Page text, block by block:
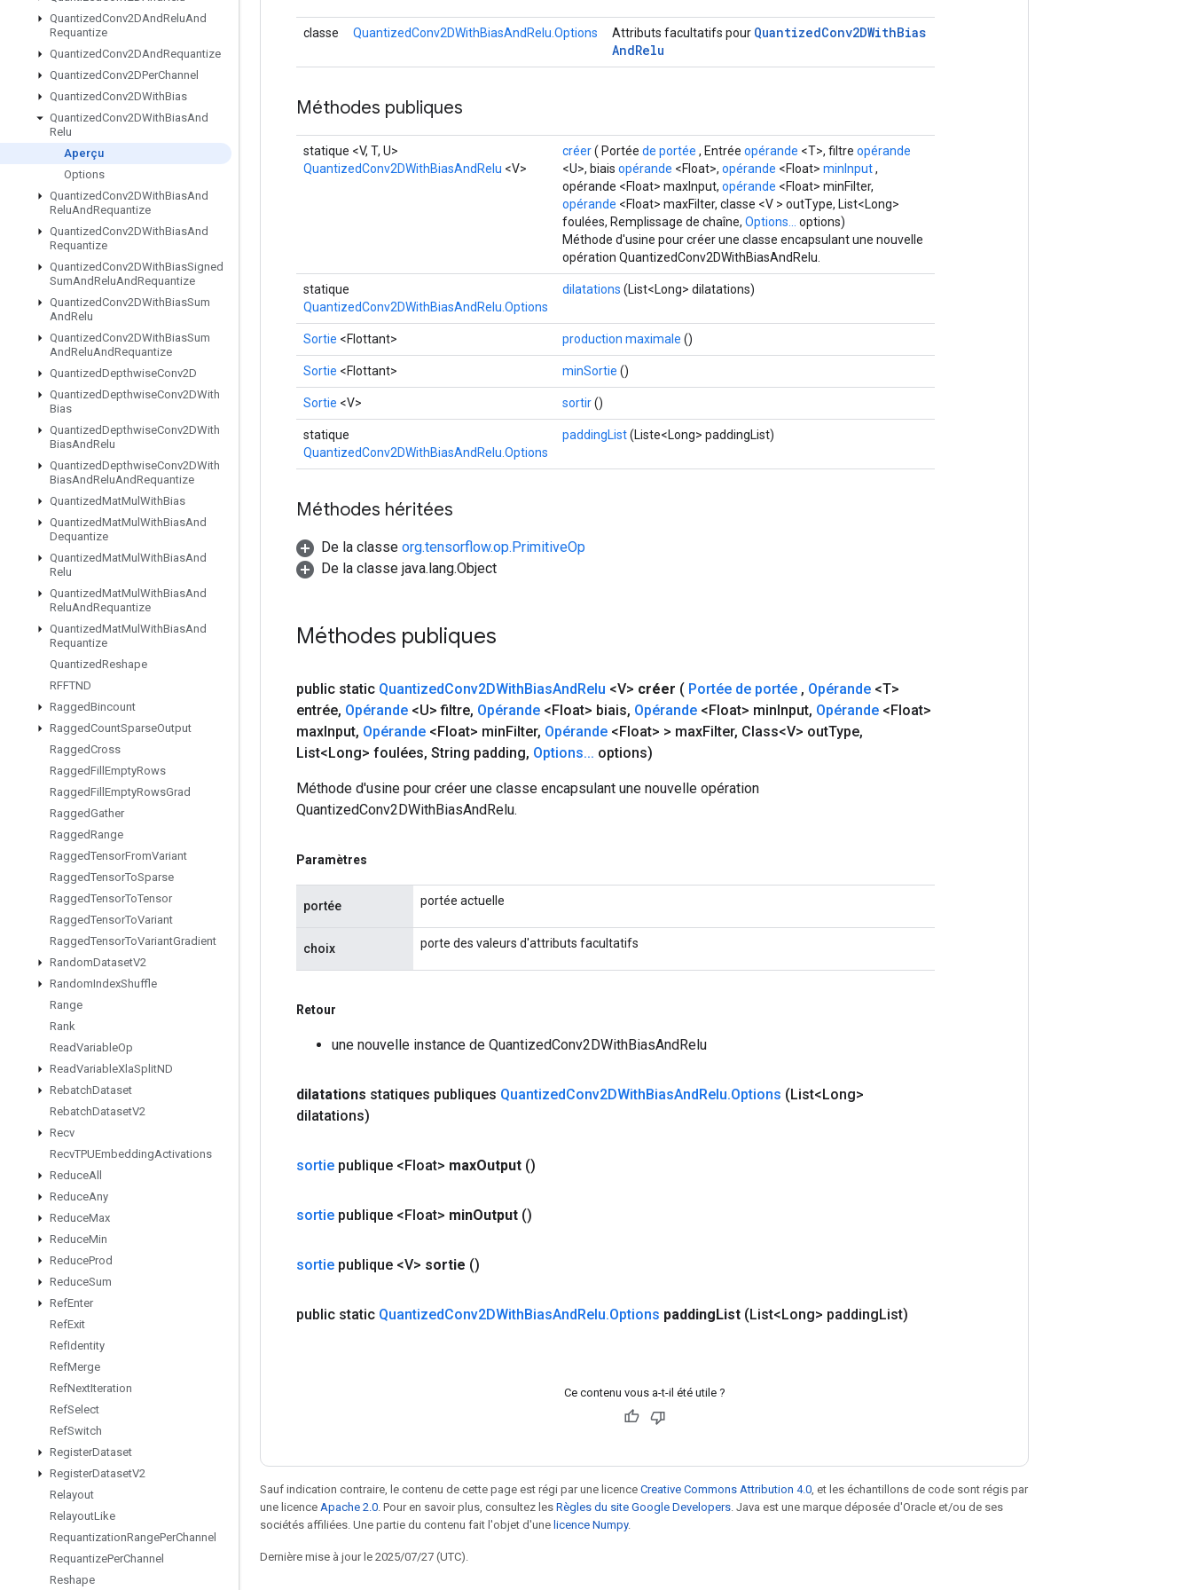
QuantizedConv2DAndReluAnd
Requantize
QuantizedConv2DAndRequantize
QuantizedConv2DPerChannel
QuantizedConv2DWithBias
QuantizedConv2DWithBiasAnd
Relu
Aperçu
Options
QuantizedConv2DWithBiasAnd
ReluAndRequantize
QuantizedConv2DWithBiasAnd
Requantize
QuantizedConv2DWithBiasSigned
SumAndReluAndRequantize
QuantizedConv2DWithBiasSum
AndRelu
QuantizedConv2DWithBiasSum
AndReluAndRequantize
QuantizedDepthwiseConv2D
QuantizedDepthwiseConv2DWith
Bias
QuantizedDepthwiseConv2DWith
BiasAndRelu
QuantizedDepthwiseConv2DWith
BiasAndReluAndRequantize
QuantizedMatMul WithBias
QuantizedMatMul WithBiasAnd
Dequantize
QuantizedMatMul WithBiasAnd
Relu
QuantizedMatMul WithBiasAnd
ReluAndRequantize
QuantizedMatMul WithBiasAnd
Requantize
QuantizedReshape
RFFTND
RaggedBincount
RaggedCountSparseOutput
RaggedCross
RaggedFill EmptyRows
RaggedFill EmptyRowsGrad
RaggedGather
RaggedRange
RaggedTensorFromVariant
RaggedTensorToSparse
RaggedTensorToTensor
RaggedTensorToVariant
RaggedTensorToVariantGradient
RandomDatasetV2
RandomIndexShuffle
Range
Rank
ReadVariableOp
ReadVariableXlaSplitND
RebatchDataset
RebatchDatasetV2
Recv
RecvTPUEmbeddingActivations
ReduceAll
ReduceAny
ReduceMax
ReduceMin
ReduceProd
ReduceSum
RefEnter
RefExit
RefIdentity
RefMerge
RefNextIteration
RefSelect
RefSwitch
RegisterDataset
RegisterDatasetV2
Relayout
RelayoutLike
RequantizationRangePerChannel
RequantizePerChannel
Reshape
classe QuantizedConv2DWithBiasAndRelu.Options Attributs facultatifs pour QuantizedConv2DWithBias
AndRelu
Méthodes publiques
statique <V, T, U>
QuantizedConv2DWithBiasAndRelu <V>
créer( Portée de portée , Entrée opérande <T>, filtre opérande
<U>, biais opérande <Float>, opérande <Float> minInput,
opérande <Float> maxInput, opérande <Float> minFilter,
opérande <Float> maxFilter, classe <V > outType, List<Long>
foulées, Remplissage de chaîne, Options...
options)
Méthode d'usine pour créer une classe encapsulant une nouvelle
opération QuantizedConv2DWithBiasAndRelu.
statique
QuantizedConv2DWithBiasAndRelu.Options
dilatations (List<Long> dilatations)
Sortie <Flottant> production maximale ()
Sortie <Flottant> minSortie ()
Sortie <V> sortir()
statique
QuantizedConv2DWithBiasAndRelu.Options
paddingList(Liste<Long> paddingList)
Méthodes héritées
De la classe org.tensorflow.op.PrimitiveOp
De la classe java.lang.Object
Méthodes publiques
public static QuantizedConv2DWithBiasAndRelu <V> créer ( Portée de portée , Opérande <T>
entrée, Opérande <U> filtre, Opérande <Float> biais, Opérande <Float> minInput, Opérande <Float>
maxInput, Opérande <Float> minFilter, Opérande <Float> > maxFilter, Class<V> outType,
List<Long> foulées, String padding, Options... options)
Méthode d'usine pour créer une classe encapsulant une nouvelle opération
QuantizedConv2DWithBiasAndRelu.
Paramètres
portée portée actuelle
choix porte des valeurs d'attributs facultatifs
Retour
une nouvelle instance de QuantizedConv2DWithBiasAndRelu
dilatations statiques publiques QuantizedConv2DWithBiasAndRelu.Options (List<Long>
dilatations)
sortie publique <Float> maxOutput ()
sortie publique <Float> minOutput ()
sortie publique <V> sortie ()
public static QuantizedConv2DWithBiasAndRelu.Options paddingList (List<Long> paddingList)
Ce contenu vous a-t-il été utile ?
Sauf indication contraire, le contenu de cette page est régi par une licence Creative Commons Attribution 4.0 , et les échantillons de code sont régis par
une licence Apache 2.0 . Pour en savoir plus, consultez les Règles du site Google Developers . Java est une marque déposée d'Oracle et/ou de ses
sociétés affiliées. Une partie du contenu fait l'objet d'une licence Numpy.
Dernière mise à jour le 2025/07/27 (UTC).